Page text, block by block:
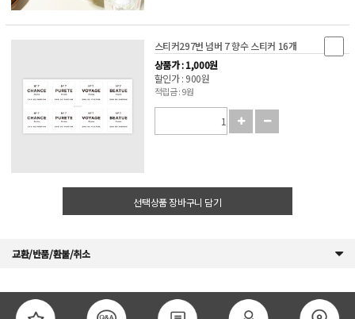
스티커297번 넘버 7 향수 스티커 16개
상품가 : 1,000원
할인가 : 900원
적립금 : 9원
선택상품 장바구니 담기
교환/반품/환불/취소